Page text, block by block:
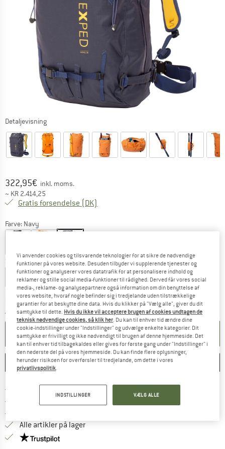
Detaljevisning
Pris:
322,95€ inkl. moms.
~ KR 2.414,25
Gratis forsendelse (DK)
Farve: Navy
Størrelse:M
S M
Leveringstid: 4-6 arbejdsdage
Linket åbnes i en infoboks og
Antal:
LÆG I KURV
HUSKE SAMMENLIGNE
Portofri fra 69 € (DK) Find oplysninger om forsendelse her!
Alle artikler på lager
Vi er Trustpilot-certificeret - oplysningerne får du
Vi anvender cookies og tilsvarende teknologier for at sikre de nødvendige
funktioner på vores website. Desuden tilbyder vi supplerende tjenester og
funktioner og analyserer vores datatrafik for at personalisere indhold og
reklamer og stille social media-funktioner til rådighed. Derved får vores social
media-, reklame- og analysepartnere også information om din benyttelse af
vores website, hvoraf nogle befinder sig i tredjelande uden tilstrækkelige
garantier for at beskytte dine data. Hvis du klikker på "Vælg alle", giver du dit
samtykke til dette. Hvis du ikke vil acceptere brugen af cookies undtagen de
teknisk nødvendige cookies, så klik her. Du kan til enhver tid ændre dine
cookie-indstillinger under "Indstillinger" og udvælge enkelte kategorier. Dit
samtykke er frivilligt og ikke nødvendigt til brugen af denne hjemmeside. Det
kan til enhver tid tilbagekaldes eller gives for første gang under "Indstillinger" i
den nederste del på vores hjemmeside. Du kan finde flere oplysninger,
herunder risikoen for overførsler til tredjelande, om dette i vores
privatlivspolitik.
INDSTILLINGER VÆLG ALLE